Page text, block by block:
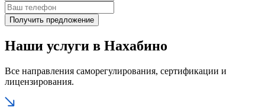
Наши услуги в Нахабино
Все направления саморегулирования, сертификации и
лицензирования.